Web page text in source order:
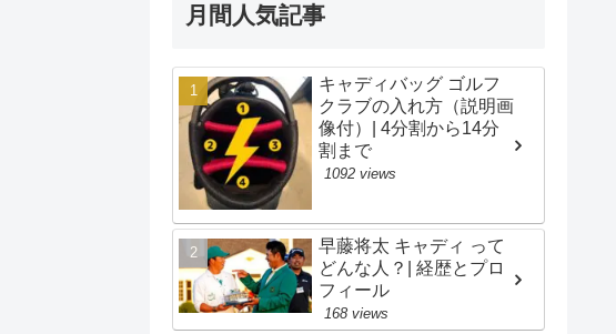
月間人気記事
キャディバッグ ゴルフ
クラブの入れ方（説明画
像付）| 4分割から14分
割まで
1092 views
早藤将太 キャディ って
どんな人？| 経歴とプロ
フィール
168 views